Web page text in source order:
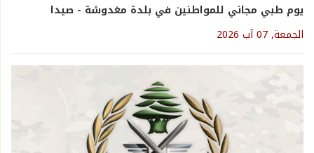
يوم طبي مجاني للمواطنين في بلدة مغدوشة - صيدا
الجمعة, 07 آب 2026